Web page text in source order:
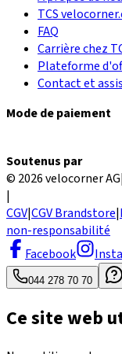
TCS
FAQ
Carrière chez
Plateforme
Contact et
Mode de paiement
Soutenus par
© 2026 velocorner AG
|
CGV|CGV Brandstore|
non-responsabilité
Facebook
044 278 70 70
Ce site web